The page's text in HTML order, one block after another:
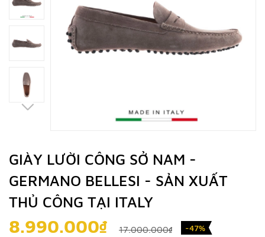
GIÀY LƯỜI CÔNG SỞ NAM -
GERMANO BELLESI - SẢN XUẤT
THỦ CÔNG TẠI ITALY
8.990.000₫ 17.000.000₫ -47%